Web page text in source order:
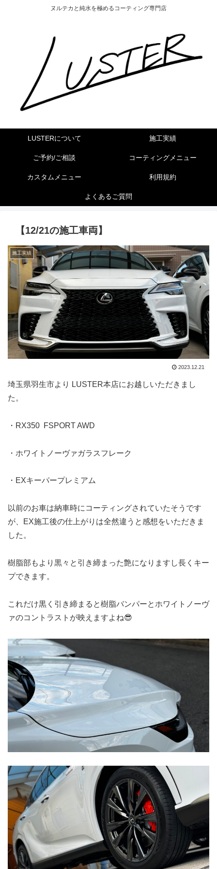
ヌルテカと純水を極めるコーティング専門店
LUSTERについて 施工実績
ご予約/ご相談 コーティングメニュー
カスタムメニュー 利用規約
よくあるご質問
【12/21の施工車両】
施工実績
2023.12.21
埼玉県羽生市より LUSTER本店にお越しいただきまし
た。
・RX350 FSPORT AWD
・ホワイトノーヴァガラスフレーク
・EXキーパープレミアム
以前のお車は納車時にコーティングされていたそうです
が、EX施工後の仕上がりは全然違うと感想をいただきま
した。
樹脂部もより黒々と引き締まった艶になりますし長くキー
プできます。
これだけ黒く引き締まると樹脂バンパーとホワイトノーヴ
ァのコントラストが映えますよね😎